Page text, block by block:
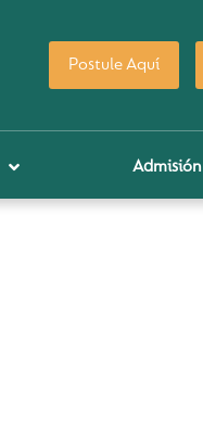
Postule Aquí
Admisión